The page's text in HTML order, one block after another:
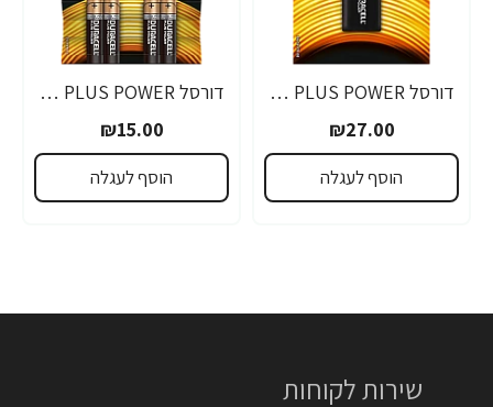
דורסל PLUS POWER סוללות 9V אריזת 1 יחידות - מבית Duracell
₪27.00
הוסף לעגלה
דורסל PLUS POWER סוללות AAA אריזת 4 יחידות - מבית Duracell
₪15.00
הוסף לעגלה
שירות לקוחות